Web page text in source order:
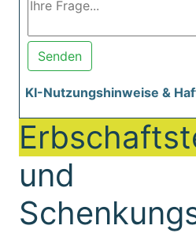
Senden
KI-Nutzungshinweise &
und